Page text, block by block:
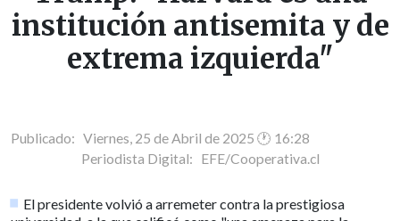
institución antisemita y de
extrema izquierda"
Publicado: Viernes, 25 de Abril de 2025 🕐 16:28
Periodista Digital: EFE/Cooperativa.cl
El presidente volvió a arremeter contra la prestigiosa